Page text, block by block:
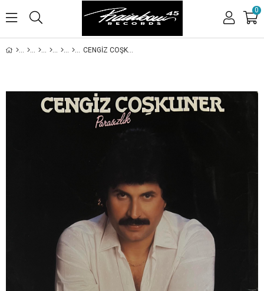
0
CENGİZ COŞKUNER - PARASIZLIK